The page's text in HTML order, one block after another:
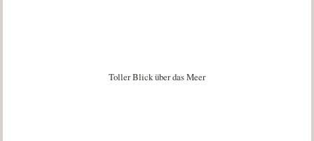
Toller Blick über das Meer